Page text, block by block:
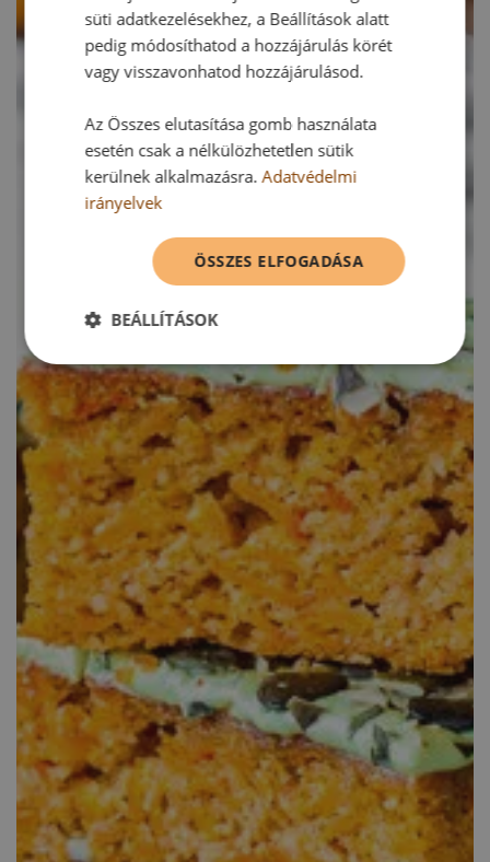
süti adatkezelésekhez, a Beállítások alatt
pedig módosíthatod a hozzájárulás körét
vagy visszavonhatod hozzájárulásod.
Az Összes elutasítása gomb használata
esetén csak a nélkülözhetetlen sütik
kerülnek alkalmazásra.Adatvédelmi
irányelvek
ÖSSZES ELFOGADÁSA
BEÁLLÍTÁSOK